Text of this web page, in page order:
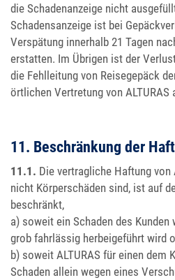
die Schadenanzeige nicht
Schadensanzeige ist bei
Verspätung innerhalb 21 Tagen
erstatten. Im Übrigen ist der
die Fehlleitung von Reisegepäck
örtlichen Vertretung von ALTURAS
11. Beschränkung der
11.1. Die vertragliche Haftung von
nicht Körperschäden sind, ist auf
beschränkt,
a) soweit ein Schaden des
grob fahrlässig herbeigeführt wird
b) soweit ALTURAS für einen dem
Schaden allein wegen eines